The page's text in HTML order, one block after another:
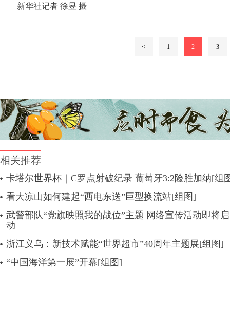
新华社记者 徐昱 摄
< 1 2 3
相关推荐
卡塔尔世界杯｜C罗点射破纪录 葡萄牙3:2险胜加纳[组
看大凉山如何建起“西电东送”巨型换流站[组图]
武警部队“党旗映照我的战位”主题 网络宣传活动即将启
动
浙江义乌：新技术赋能“世界超市”40周年主题展[组图]
“中国海洋第一展”开幕[组图]